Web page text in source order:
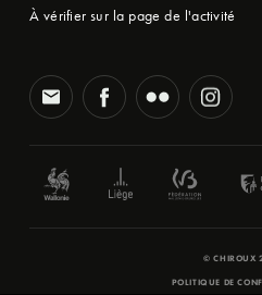
À vérifier sur la page de l'activité
© CHIROUX
POLITIQUE DE